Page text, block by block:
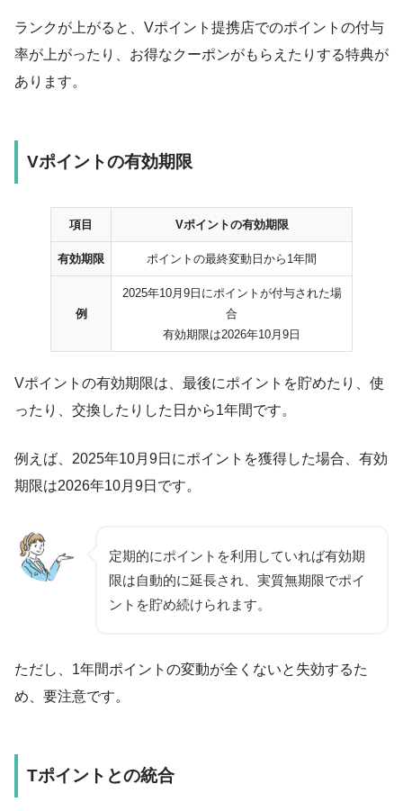
ランクが上がると、Vポイント提携店でのポイントの付与
率が上がったり、お得なクーポンがもらえたりする特典が
あります。
Vポイントの有効期限
項目 Vポイントの有効期限
有効期限 ポイントの最終変動日から1年間
例
2025年10月9日にポイントが付与された場
合
有効期限は2026年10月9日
Vポイントの有効期限は、最後にポイントを貯めたり、使
ったり、交換したりした日から1年間です。
例えば、2025年10月9日にポイントを獲得した場合、有効
期限は2026年10月9日です。
定期的にポイントを利用していれば有効期
限は自動的に延長され、実質無期限でポイ
ントを貯め続けられます。
ただし、1年間ポイントの変動が全くないと失効するた
め、要注意です。
Tポイントとの統合